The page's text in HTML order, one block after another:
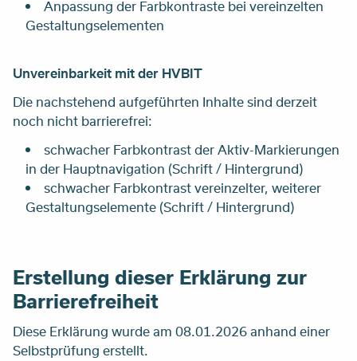
Anpassung der Farbkontraste bei vereinzelten
Gestaltungselementen
Unvereinbarkeit mit der HVBIT
Die nachstehend aufgeführten Inhalte sind derzeit
noch nicht barrierefrei:
schwacher Farbkontrast der Aktiv-Markierungen
in der Hauptnavigation (Schrift / Hintergrund)
schwacher Farbkontrast vereinzelter, weiterer
Gestaltungselemente (Schrift / Hintergrund)
Erstellung dieser Erklärung zur
Barrierefreiheit
Diese Erklärung wurde am 08.01.2026 anhand einer
Selbstprüfung erstellt.